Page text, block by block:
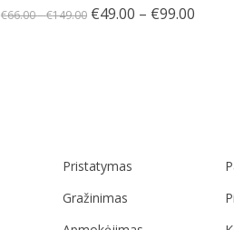
€66.00–€149.00 €49.00 – €99.00
Pristatymas
Gražinimas